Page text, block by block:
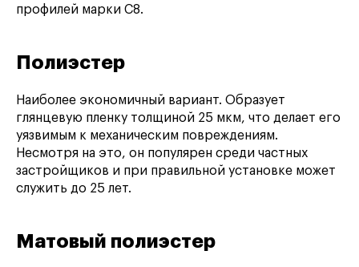
профилей марки С8.
Полиэстер
Наиболее экономичный вариант. Образует
глянцевую пленку толщиной 25 мкм, что делает его
уязвимым к механическим повреждениям.
Несмотря на это, он популярен среди частных
застройщиков и при правильной установке может
служить до 25 лет.
Матовый полиэстер